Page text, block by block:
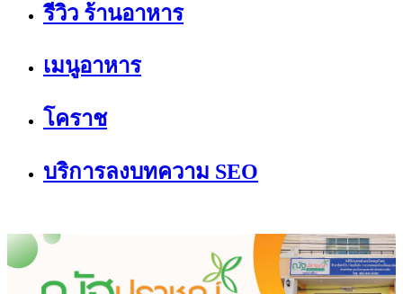
รีวิว ร้านอาหาร
เมนูอาหาร
โคราช
บริการลงบทความ SEO